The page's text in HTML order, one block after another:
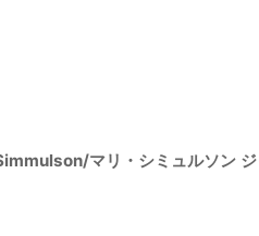
マリ・シミュルソン ジ